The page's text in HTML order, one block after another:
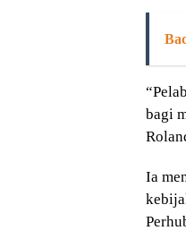
bagi
Ia